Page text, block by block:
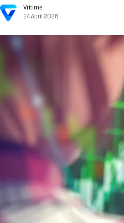
Vritime
24 April 2026